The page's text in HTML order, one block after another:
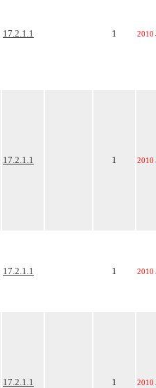
17.2.1.1 1 2010
17.2.1.1 1 2010
17.2.1.1 1 2010
17.2.1.1 1 2010